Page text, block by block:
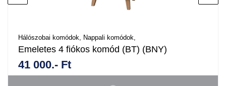
Hálószobai komódok, Nappali komódok,
Emeletes 4 fiókos komód (BT) (BNY)
41 000.- Ft